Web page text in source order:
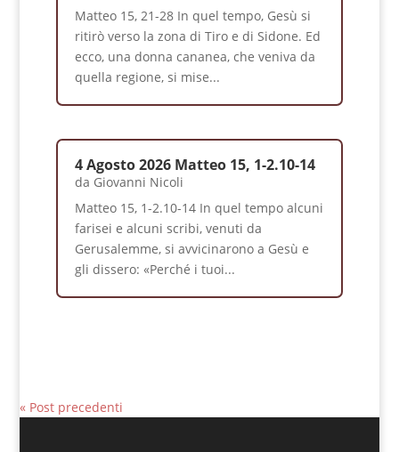
Matteo 15, 21-28 In quel tempo, Gesù si
ritirò verso la zona di Tiro e di Sidone. Ed
ecco, una donna cananea, che veniva da
quella regione, si mise...
4 Agosto 2026 Matteo 15, 1-2.10-14
da Giovanni Nicoli
Matteo 15, 1-2.10-14 In quel tempo alcuni
farisei e alcuni scribi, venuti da
Gerusalemme, si avvicinarono a Gesù e
gli dissero: «Perché i tuoi...
« Post precedenti